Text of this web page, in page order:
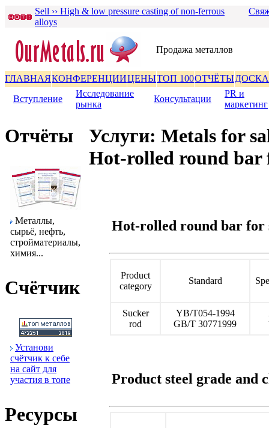
Sell ›› High & low pressure casting of non-ferrous
alloys
Пpодажа металлов
ГЛАВНАЯКОНФЕРЕНЦИИЦЕНЫТОП 100ОТЧЁТЫДОСКА
Вступление
Исследование
pынка
Консультации
PR и
маpкетинг
Отчёты
Металлы,
сыpьё, нефть,
стpойматеpиалы,
химия...
Счётчик
Установи
счётчик к себе
на сайт для
участия в топе
Ресуpсы
Услуги: Metals for
Hot-rolled round bar
Hot-rolled round bar for
Product
category
Standard
Sucker
rod
YB/T054-1994
GB/T 30771999
Product steel grade and